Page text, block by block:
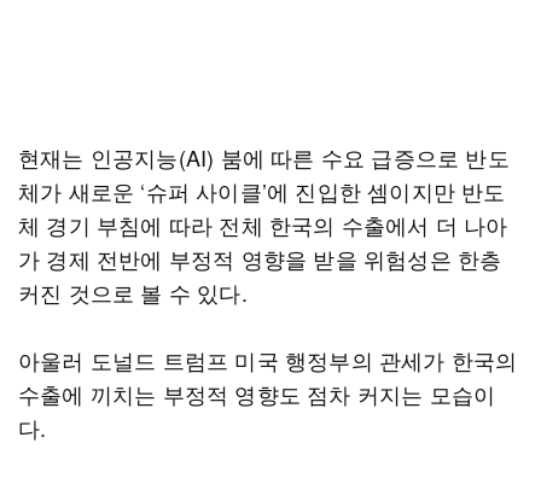
현재는 인공지능(AI) 붐에 따른 수요 급증으로 반도
체가 새로운 ‘슈퍼 사이클’에 진입한 셈이지만 반도
체 경기 부침에 따라 전체 한국의 수출에서 더 나아
가 경제 전반에 부정적 영향을 받을 위험성은 한층
커진 것으로 볼 수 있다.
아울러 도널드 트럼프 미국 행정부의 관세가 한국의
수출에 끼치는 부정적 영향도 점차 커지는 모습이
다.